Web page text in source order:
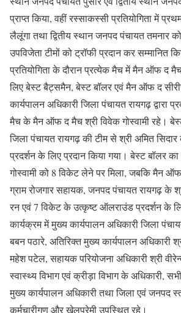
प्राप्त किया, वहीं रस्साकस्सी प्रतियोगिता में
लैलूंगा तथा द्वितीय स्थान जनपद पंचायत तमनार
उपविजेता टीमों को ट्रॉफी प्रदान कर सम्मानित
प्रतियोगिता के दौरान प्रत्येक मैच में मैन ऑफ द
लिए बेस्ट बैट्समैन, बेस्ट बॉलर एवं मैन ऑफ द
कार्यपालन अधिकारी जिला पंचायत रायगढ़ द्वारा
मैच के मैन ऑफ द मैच श्री विवेक गोस्वामी रहे।
जिला पंचायत रायगढ़ की टीम से श्री अमित
प्रदर्शन के लिए प्रदान किया गया। बेस्ट बॉलर
गोस्वामी को 8 विकेट लेने पर मिला, जबकि मैन
ग्राम रोजगार सहायक, जनपद पंचायत रायगढ़ के
रन एवं 7 विकेट के उत्कृष्ट ऑलराउंड प्रदर्शन के
कार्यक्रम में मुख्य कार्यपालन अधिकारी जिला
बबन पठारे, अतिरिक्त मुख्य कार्यपालन अधिकारी
महेश पटेल, सहायक परियोजना अधिकारी श्री
स्वास्थ्य विभाग एवं क्रीड़ा विभाग के अधिकारी,
मुख्य कार्यपालन अधिकारी तथा जिला एवं जनपद
कर्मचारीगण और खेलप्रेमी उपस्थित रहे।